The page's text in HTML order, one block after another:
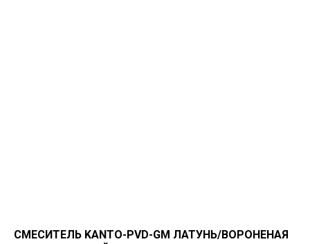
СМЕСИТЕЛЬ KANTO-PVD-GM ЛАТУНЬ/ВОРОНЕНАЯ